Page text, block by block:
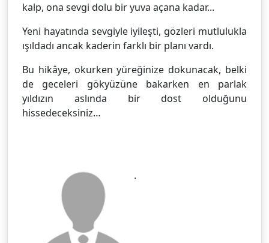
kalp, ona sevgi dolu bir yuva açana kadar...
Yeni hayatında sevgiyle iyileşti, gözleri mutlulukla
ışıldadı ancak kaderin farklı bir planı vardı.
Bu hikâye, okurken yüreğinize dokunacak, belki
de geceleri gökyüzüne bakarken en parlak
yıldızın aslında bir dost olduğunu
hissedeceksiniz…
.